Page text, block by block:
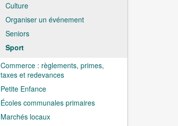
Culture
Organiser un événement
Seniors
Sport
Commerce : règlements, primes,
taxes et redevances
Petite Enfance
Écoles communales primaires
Marchés locaux